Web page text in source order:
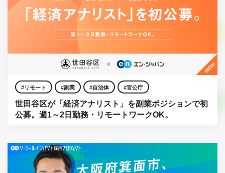
リモート 副業 自治体 官公庁
世田谷区が「経済アナリスト」を副業ポジションで初
公募。週1～2日勤務・リモートワークOK。